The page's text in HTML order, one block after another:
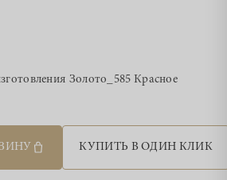
Золото_585 Красное
КУПИТЬ В ОДИН КЛИК